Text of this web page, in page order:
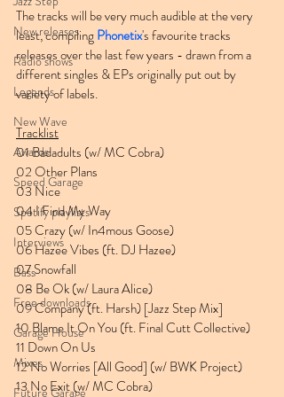
New releases
Radio shows
Legends
New Wave
Awards
Speed Garage
Spotify playlists
Interviews
Bass
Free downloads
Garage House
Mixes
Future Garage
The tracks will be very much audible at the very
least, compiling Phonetix's favourite tracks
releases over the last few years - drawn from a
different singles & EPs originally put out by
variety of labels.
Tracklist
01 Badadults (w/ MC Cobra)
02 Other Plans
03 Nice
04 I Find My Way
05 Crazy (w/ In4mous Goose)
06 Hazee Vibes (ft. DJ Hazee)
07 Snowfall
08 Be Ok (w/ Laura Alice)
09 Company (ft. Harsh) [Jazz Step Mix]
10 Blame It On You (ft. Final Cutt Collective)
11 Down On Us
12 No Worries [All Good] (w/ BWK Project)
13 No Exit (w/ MC Cobra)